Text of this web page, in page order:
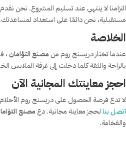
التزامنا لا ينتهي عند تسليم المشروع. نحن
مستقبلية، نحن دائمًا على استعداد لمساعدتك.
الخلاصة
عندما تختار دريسنج روم من مصنع التؤامان،
بالراحة والثقة كلما دخلت إلى غرفة
احجز معاينتك المجانية الآن
لا تدع فرصة الحصول على دريسنج روم الأحلام
اتصل بنالحجز معاينة مجانية. دع مصنع
والفخامة.